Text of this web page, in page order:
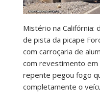
Mistério na Califórnia:
de pista da picape
com carroçaria de
com revestimento em
repente pegou fogo
completamente o